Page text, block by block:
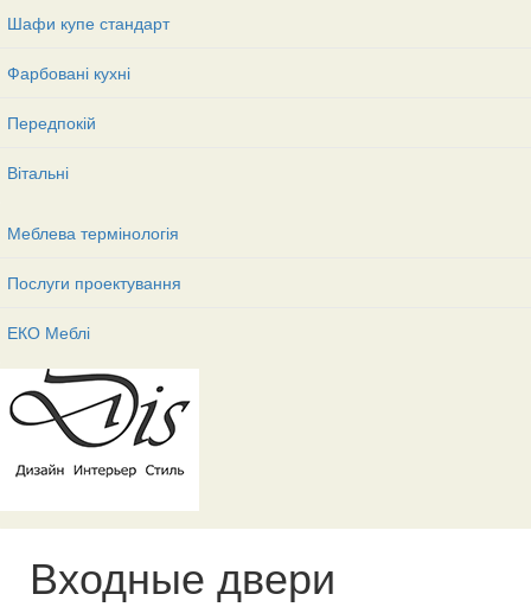
Шафи купе стандарт
Фарбовані кухні
Передпокій
Вітальні
Меблева термінологія
Послуги проектування
ЕКО Меблі
Входные двери